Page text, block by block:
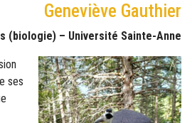
Geneviève Gauthier
(biologie) – Université Sainte-Anne
ses